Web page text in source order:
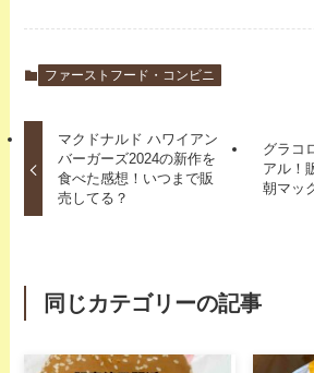
ファーストフード・コンビニ
マクドナルド ハワイアン
バーガーズ2024の新作を
食べた感想！いつまで販
売してる？
グラコ
アル！
朝マッ
同じカテゴリーの記事